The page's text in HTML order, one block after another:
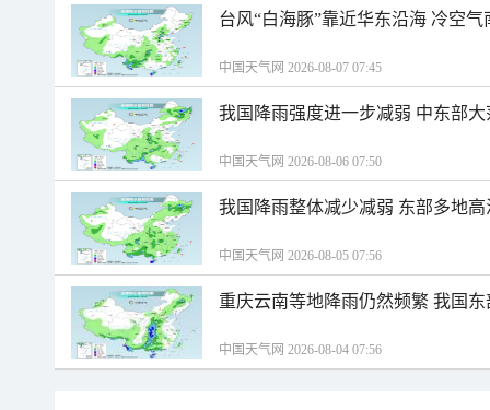
台风“白海豚”靠近华东沿海 冷空
中国天气网 2026-08-07 07:45
我国降雨强度进一步减弱 中东部
中国天气网 2026-08-06 07:50
我国降雨整体减少减弱 东部多地
中国天气网 2026-08-05 07:56
重庆云南等地降雨仍然频繁 我国
中国天气网 2026-08-04 07:56